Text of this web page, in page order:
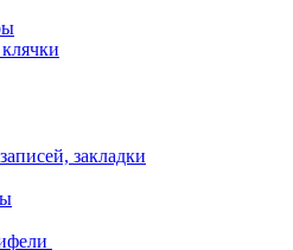
закладки